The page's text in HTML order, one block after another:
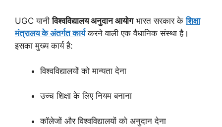
UGC यानीविश्वविद्यालय अनुदान आयोगभारत सरकार केशिक्षा
मंत्रालय के अंतर्गत कार्यकरने वाली एक वैधानिक संस्था है।
इसका मुख्य कार्य है:
विश्वविद्यालयों को मान्यता देना
उच्च शिक्षा के लिए नियम बनाना
कॉलेजों और विश्वविद्यालयों को अनुदान देना